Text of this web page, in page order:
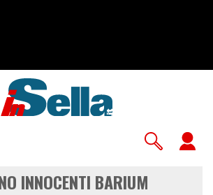
INNOCENTI BARIUM